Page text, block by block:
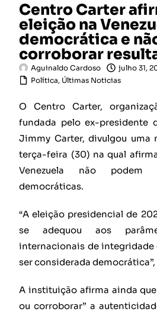
Centro Carter
eleição na
democrática e
corroborar
Aguinaldo Cardoso
julho 31,
Política, Últimas Noticias
O Centro Carter,
fundada pelo ex-presidente
Jimmy Carter, divulgou uma
terça-feira (30) na qual
Venezuela não podem
democráticas.
“A eleição presidencial de
se adequou aos
internacionais de integridade
ser considerada democrática”,
A instituição afirma ainda
ou corroborar” a